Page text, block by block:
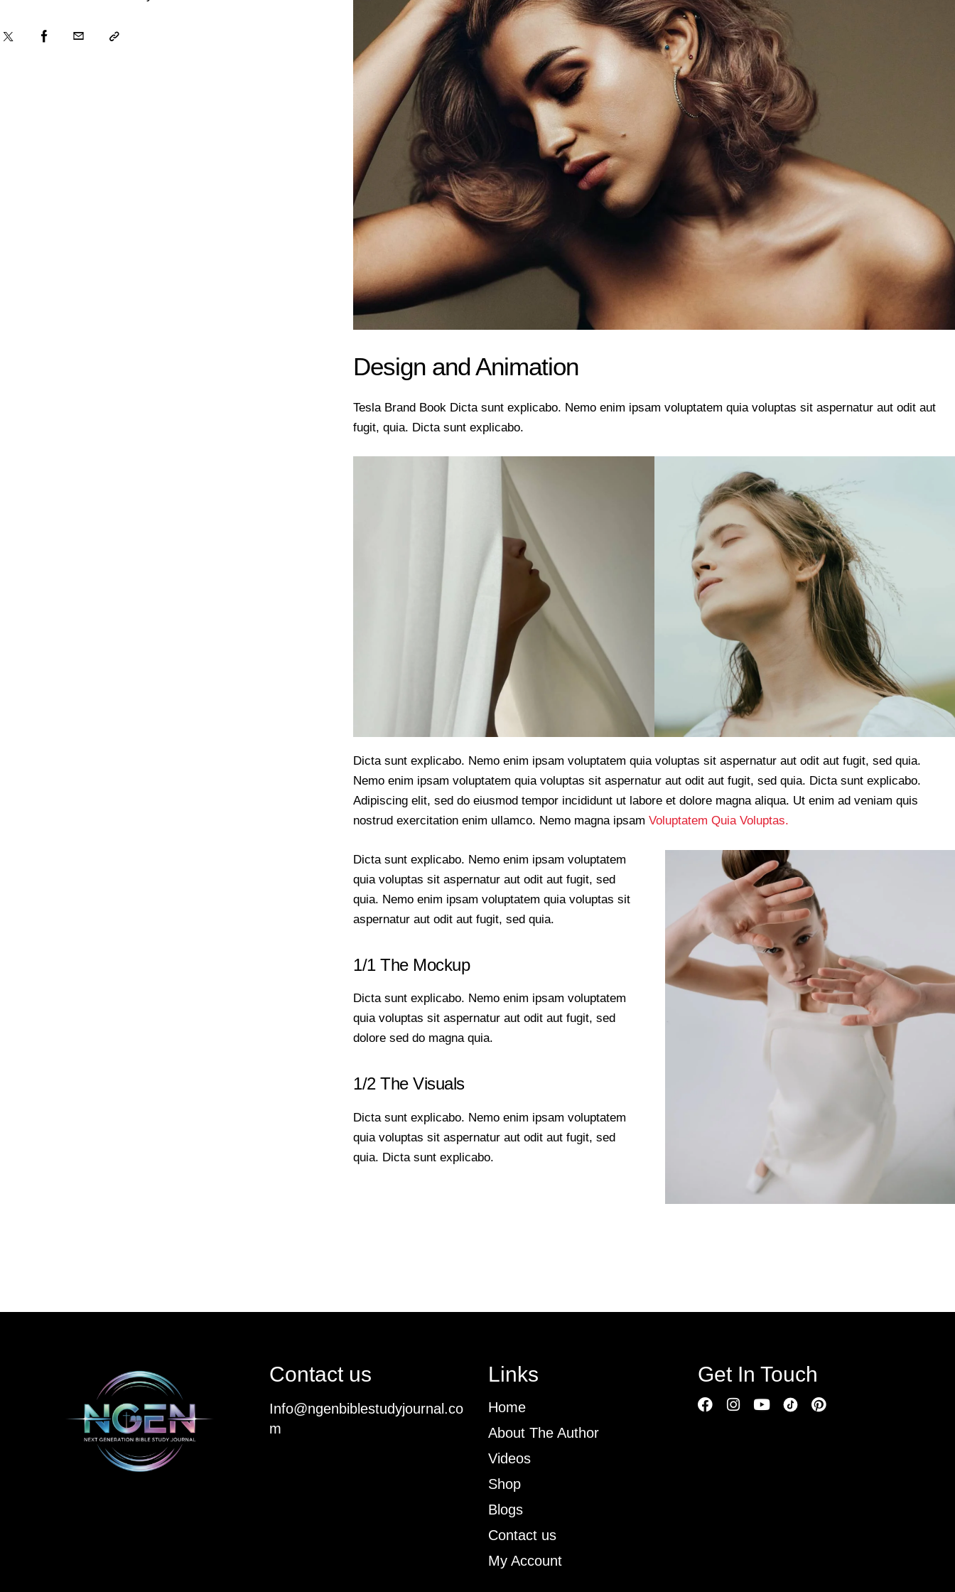
Design and Animation
Tesla Brand Book Dicta sunt explicabo. Nemo enim ipsam voluptatem quia voluptas sit aspernatur aut odit aut
fugit, quia. Dicta sunt explicabo.
Dicta sunt explicabo. Nemo enim ipsam voluptatem quia voluptas sit aspernatur aut odit aut fugit, sed quia.
Nemo enim ipsam voluptatem quia voluptas sit aspernatur aut odit aut fugit, sed quia. Dicta sunt explicabo.
Adipiscing elit, sed do eiusmod tempor incididunt ut labore et dolore magna aliqua. Ut enim ad veniam quis
nostrud exercitation enim ullamco. Nemo magna ipsamVoluptatem Quia Voluptas.
Dicta sunt explicabo. Nemo enim ipsam voluptatem
quia voluptas sit aspernatur aut odit aut fugit, sed
quia. Nemo enim ipsam voluptatem quia voluptas sit
aspernatur aut odit aut fugit, sed quia.
1/1 The Mockup
Dicta sunt explicabo. Nemo enim ipsam voluptatem
quia voluptas sit aspernatur aut odit aut fugit, sed
dolore sed do magna quia.
1/2 The Visuals
Dicta sunt explicabo. Nemo enim ipsam voluptatem
quia voluptas sit aspernatur aut odit aut fugit, sed
quia. Dicta sunt explicabo.
Contact us
Info@ngenbiblestudyjournal.co
m
Links
Home
About The Author
Videos
Shop
Blogs
Contact us
My Account
Get In Touch